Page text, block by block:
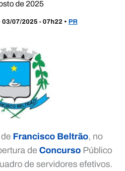
de 2025
03/07/2025 - 07h22 • PR
Francisco Beltrão, no
de Concurso Público
de servidores efetivos.